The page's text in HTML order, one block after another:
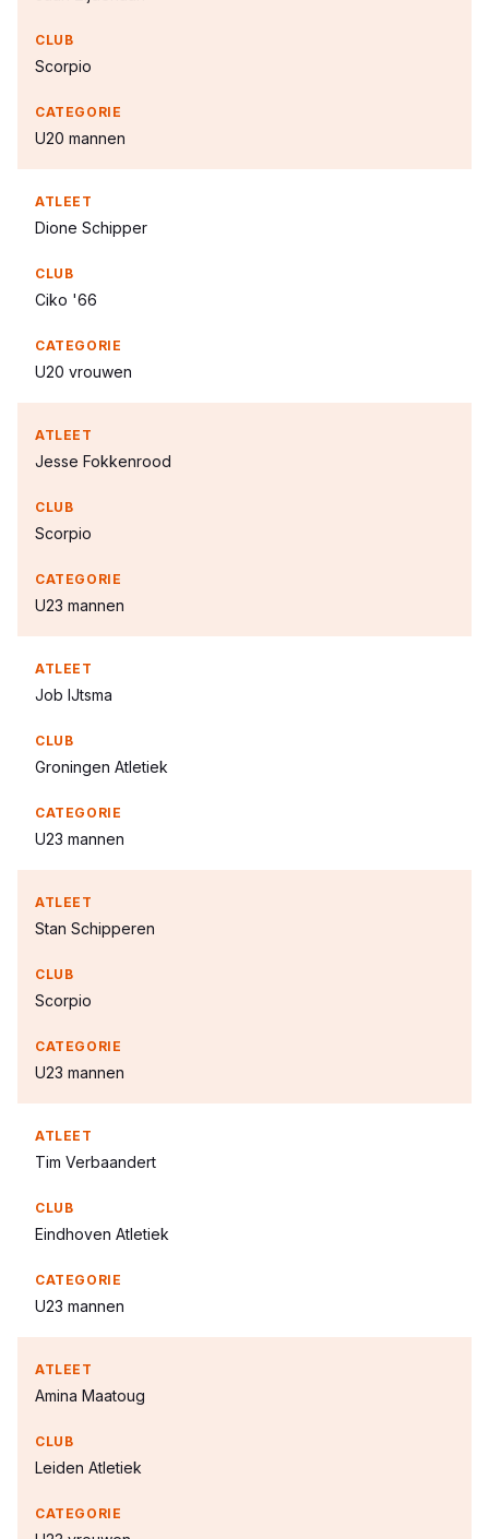
Scorpio
U20 mannen
Dione Schipper
Ciko '66
U20 vrouwen
Jesse Fokkenrood
Scorpio
U23 mannen
Job IJtsma
Groningen Atletiek
U23 mannen
Stan Schipperen
Scorpio
U23 mannen
Tim Verbaandert
Eindhoven Atletiek
U23 mannen
Amina Maatoug
Leiden Atletiek